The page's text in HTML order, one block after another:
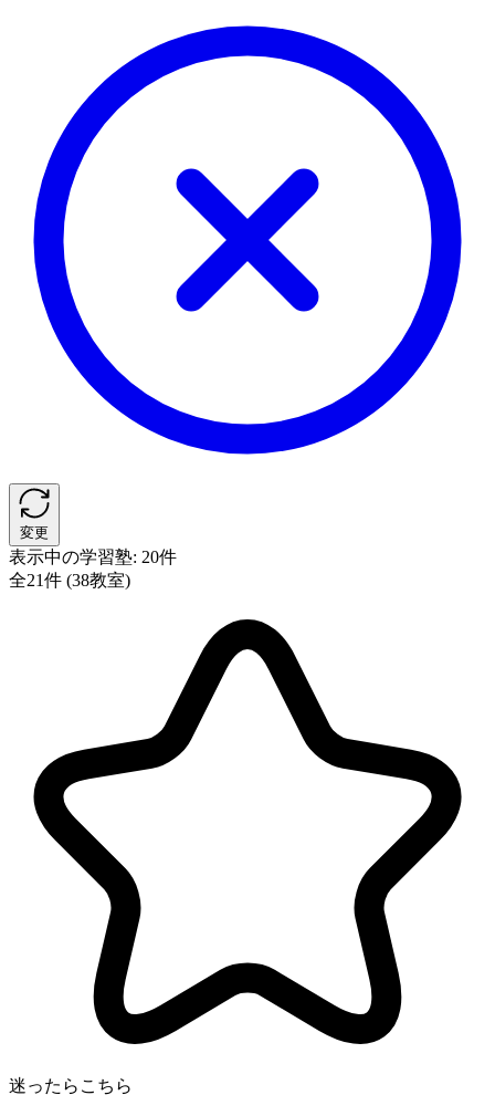
変更
表示中の学習塾: 20件
全21件 (38教室)
迷ったらこちら